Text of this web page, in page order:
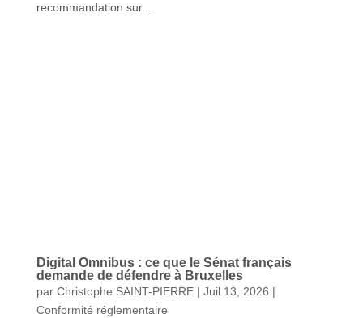
recommandation sur...
Digital Omnibus : ce que le Sénat français
demande de défendre à Bruxelles
par Christophe SAINT-PIERRE| Juil 13, 2026 |
Conformité réglementaire